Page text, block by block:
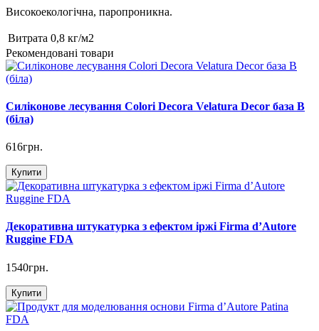
Високоекологічна, паропроникна.
Витрата 0,8 кг/м2
Рекомендовані товари
Силіконове лесування Colori Decora Velatura Decor база B
(біла)
616грн.
Купити
Декоративна штукатурка з ефектом іржі Firma d’Autore
Ruggine FDA
1540грн.
Купити